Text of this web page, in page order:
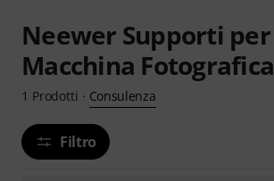
Neewer Supporti per
Macchina Fotografica
1 Prodotti · Consulenza
Filtro